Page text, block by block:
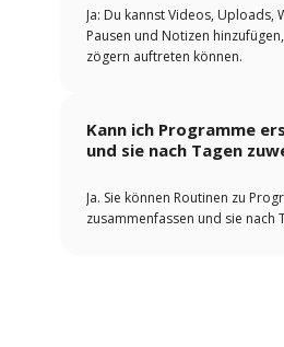
Ja: Du kannst Videos, Uploads,
Pausen und Notizen
zögern auftreten können.
Kann ich Programme
und sie nach Tagen
Ja. Sie können Routinen zu
zusammenfassen und sie nach